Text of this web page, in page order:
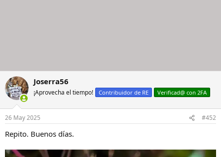
Joserra56
¡Aprovecha el tiempo! Contribuidor de RE Verificad@ con 2FA
26 May 2025 #452
Repito. Buenos días.